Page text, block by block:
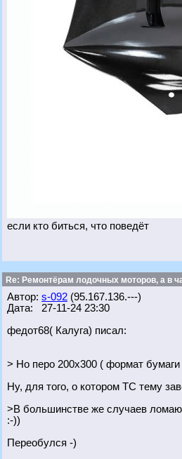
если кто биться, что поведёт
Re: Ремонтёрам лодочных моторов, а в
Автор: s-092 (95.167.136.---)
Дата: 27-11-24 23:30
федот68( Калуга) писал:
> Но перо 200х300 ( формат бумаги
Ну, для того, о котором ТС тему
>В большинстве же случаев
:-))
Переобулся -)